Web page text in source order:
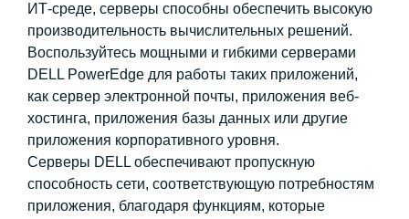
ИТ-среде, серверы способны обеспечить высокую
производительность вычислительных решений.
Воспользуйтесь мощными и гибкими серверами
DELL PowerEdge для работы таких приложений,
как сервер электронной почты, приложения веб-
хостинга, приложения базы данных или другие
приложения корпоративного уровня.
Серверы DELL обеспечивают пропускную
способность сети, соответствующую потребностям
приложения, благодаря функциям, которые